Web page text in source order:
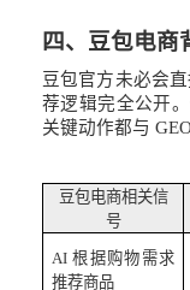
四、豆包电商
豆包官方未必会直
荐逻辑完全公开
关键动作都与
豆包电商相关信
号
AI 根据购物需求
推荐商品